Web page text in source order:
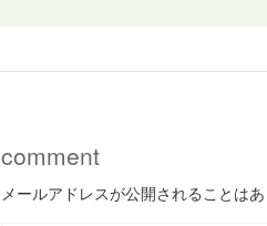
comment
メールアドレスが公開されることはあ